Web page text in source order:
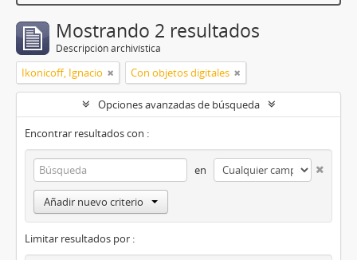
Mostrando 2 resultados
Descripción archivística
Ikonicoff, Ignacio Con objetos digitales
Opciones avanzadas de búsqueda
Encontrar resultados con :
en
Añadir nuevo criterio
Limitar resultados por :